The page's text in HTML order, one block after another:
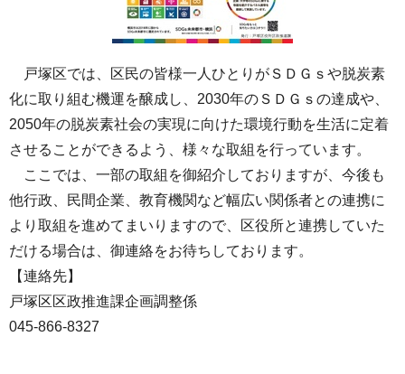
戸塚区では、区民の皆様一人ひとりがＳＤＧｓや脱炭素
化に取り組む機運を醸成し、2030年のＳＤＧｓの達成や、
2050年の脱炭素社会の実現に向けた環境行動を生活に定着
させることができるよう、様々な取組を行っています。
ここでは、一部の取組を御紹介しておりますが、今後も
他行政、民間企業、教育機関など幅広い関係者との連携に
より取組を進めてまいりますので、区役所と連携していた
だける場合は、御連絡をお待ちしております。
【連絡先】
戸塚区区政推進課企画調整係
045-866-8327